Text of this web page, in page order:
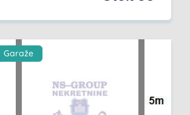
Garaže